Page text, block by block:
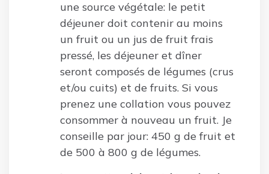
une source végétale: le petit
déjeuner doit contenir au moins
un fruit ou un jus de fruit frais
pressé, les déjeuner et dîner
seront composés de légumes (crus
et/ou cuits) et de fruits. Si vous
prenez une collation vous pouvez
consommer à nouveau un fruit. Je
conseille par jour: 450 g de fruit et
de 500 à 800 g de légumes.